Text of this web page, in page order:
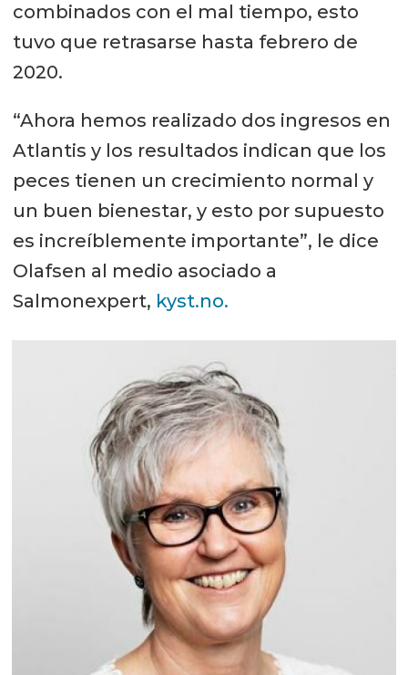
combinados con el mal tiempo, esto
tuvo que retrasarse hasta febrero de
2020.
“Ahora hemos realizado dos ingresos en
Atlantis y los resultados indican que los
peces tienen un crecimiento normal y
un buen bienestar, y esto por supuesto
es increíblemente importante”, le dice
Olafsen al medio asociado a
Salmonexpert, kyst.no.